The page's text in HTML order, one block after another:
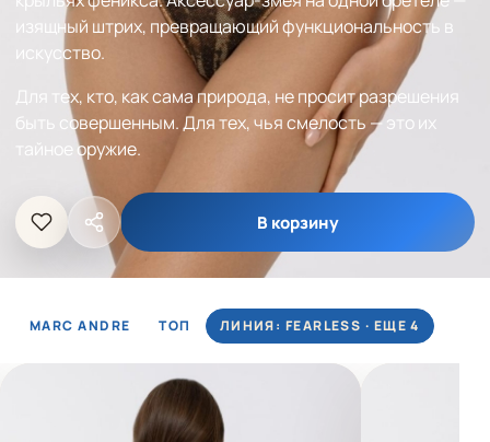
изящный штрих, превращающий функциональность в
искусство.
Для тех, кто, как сама природа, не просит разрешения
быть совершенным. Для тех, чья смелость — это их
тайное оружие.
В корзину
MARC ANDRE ТОП ЛИНИЯ: FEARLESS · ЕЩЕ 4